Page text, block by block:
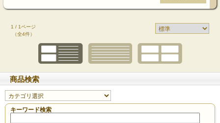
1 / 1ページ
（全4件）
商品検索
キーワード検索